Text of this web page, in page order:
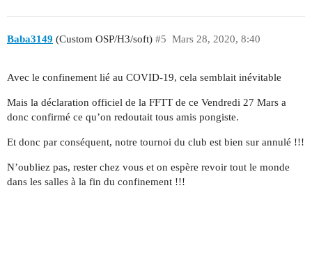
Baba3149 (Custom OSP/H3/soft) Mars 28, 2020, 8:40
#5
Avec le confinement lié au COVID-19, cela semblait inévitable
Mais la déclaration officiel de la FFTT de ce Vendredi 27 Mars a
donc confirmé ce qu’on redoutait tous amis pongiste.
Et donc par conséquent, notre tournoi du club est bien sur annulé !!!
N’oubliez pas, rester chez vous et on espère revoir tout le monde
dans les salles à la fin du confinement !!!